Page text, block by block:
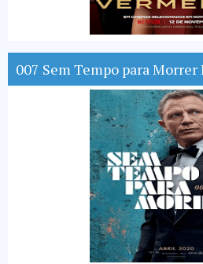
007 Sem Tempo para Morrer